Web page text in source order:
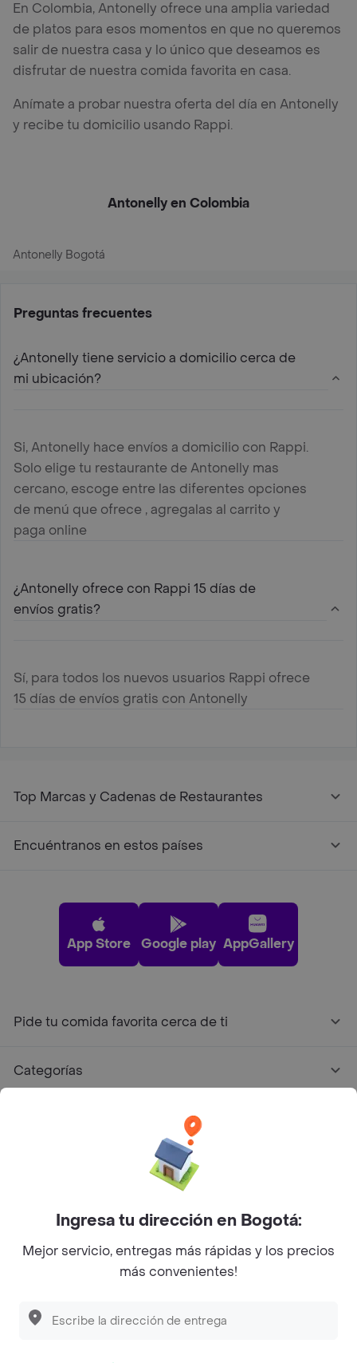
Descubre las PROMOCIONES que tenemos
En Colombia, Antonelly ofrece una amplia variedad
de platos para esos momentos en que no queremos
salir de nuestra casa y lo único que deseamos es
disfrutar de nuestra comida favorita en casa.
Anímate a probar nuestra oferta del día en Antonelly
y recibe tu domicilio usando Rappi.
Antonelly en Colombia
Antonelly Bogotá
Preguntas frecuentes
¿Antonelly tiene servicio a domicilio cerca de
mi ubicación?
Si, Antonelly hace envíos a domicilio con Rappi.
Solo elige tu restaurante de Antonelly mas
cercano, escoge entre las diferentes opciones
de menú que ofrece , agregalas al carrito y
paga online
¿Antonelly ofrece con Rappi 15 días de
envíos gratis?
Sí, para todos los nuevos usuarios Rappi ofrece
15 días de envíos gratis con Antonelly
Top Marcas y Cadenas de Restaurantes
Encuéntranos en estos países
App Store Google play AppGallery
Pide tu comida favorita cerca de ti
Categorías
Facebook
Twitter
Instagram
©2026Rappi Inc. All rights reserved.
Ingresa tu dirección en Bogotá:
Mejor servicio, entregas más rápidas y los precios
más convenientes!